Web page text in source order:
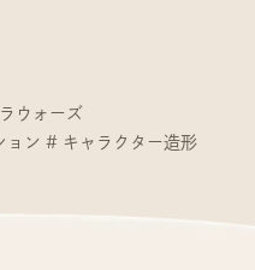
ウォーズ
ョン
キャラクター造形